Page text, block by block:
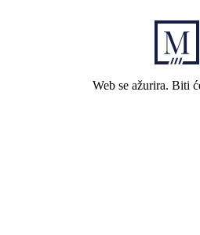
Web se ažurira. Biti